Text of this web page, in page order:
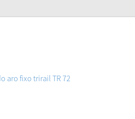
aro fixo trirail TR 72